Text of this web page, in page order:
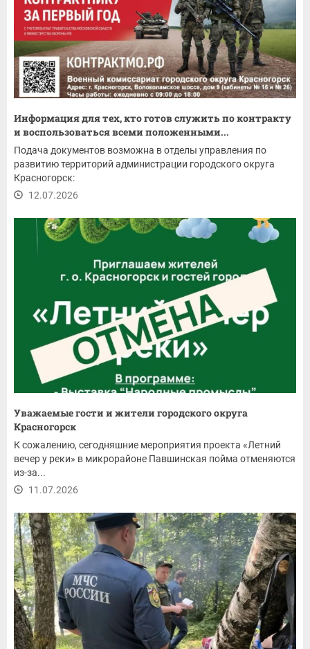
Информация для тех, кто готов служить по контракту
и воспользоваться всеми положенными...
Подача документов возможна в отделы управления по
развитию территорий администрации городского округа
Красногорск:
12.07.2026
Уважаемые гости и жители городского округа
Красногорск
К сожалению, сегодняшние мероприятия проекта «Летний
вечер у реки» в микрорайоне Павшинская пойма отменяются
из-за...
11.07.2026